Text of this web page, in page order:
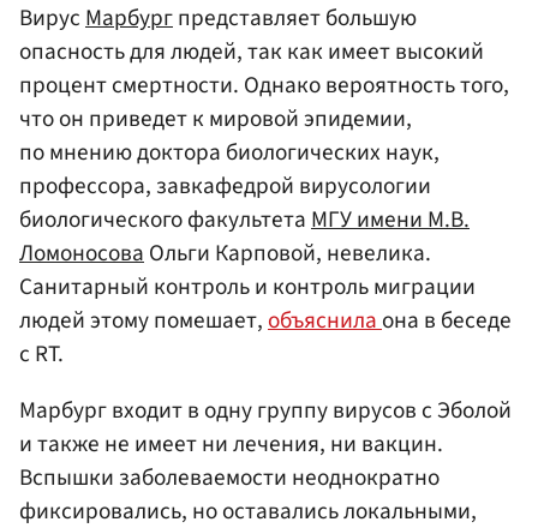
ВирусМарбургпредставляет большую
опасность для людей, так как имеет высокий
процент смертности. Однако вероятность того,
что он приведет к мировой эпидемии,
по мнению доктора биологических наук,
профессора, завкафедрой вирусологии
биологического факультетаМГУ имени М.В.
ЛомоносоваОльги Карповой, невелика.
Санитарный контроль и контроль миграции
людей этому помешает,объяснилаона в беседе
с RT.
Марбург входит в одну группу вирусов с Эболой
и также не имеет ни лечения, ни вакцин.
Вспышки заболеваемости неоднократно
фиксировались, но оставались локальными,